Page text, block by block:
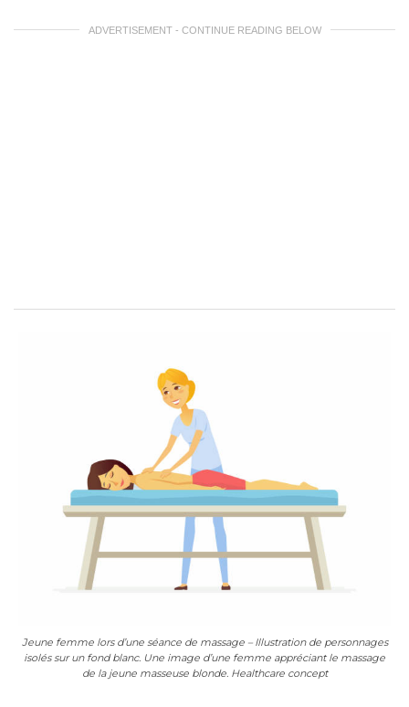
ADVERTISEMENT - CONTINUE READING BELOW
Jeune femme lors d’une séance de massage – Illustration de personnages
isolés sur un fond blanc. Une image d’une femme appréciant le massage
de la jeune masseuse blonde. Healthcare concept